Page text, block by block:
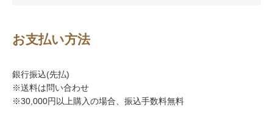
お支払い方法
銀行振込(先払)
※送料は問い合わせ
※30,000円以上購入の場合、振込手数料無料